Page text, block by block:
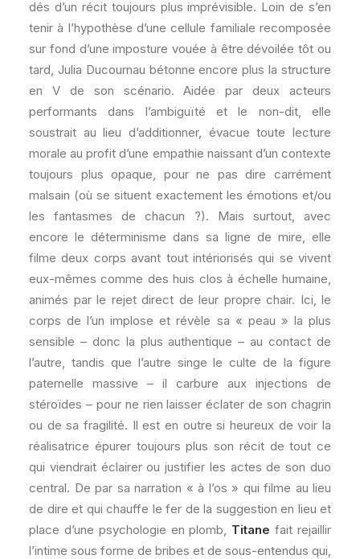
dés d’un récit toujours plus imprévisible. Loin de s’en
tenir à l’hypothèse d’une cellule familiale recomposée
sur fond d’une imposture vouée à être dévoilée tôt ou
tard, Julia Ducournau bétonne encore plus la structure
en V de son scénario. Aidée par deux acteurs
performants dans l’ambiguïté et le non-dit, elle
soustrait au lieu d’additionner, évacue toute lecture
morale au profit d’une empathie naissant d’un contexte
toujours plus opaque, pour ne pas dire carrément
malsain (où se situent exactement les émotions et/ou
les fantasmes de chacun ?). Mais surtout, avec
encore le déterminisme dans sa ligne de mire, elle
filme deux corps avant tout intériorisés qui se vivent
eux-mêmes comme des huis clos à échelle humaine,
animés par le rejet direct de leur propre chair. Ici, le
corps de l’un implose et révèle sa « peau » la plus
sensible – donc la plus authentique – au contact de
l’autre, tandis que l’autre singe le culte de la figure
paternelle massive – il carbure aux injections de
stéroïdes – pour ne rien laisser éclater de son chagrin
ou de sa fragilité. Il est en outre si heureux de voir la
réalisatrice épurer toujours plus son récit de tout ce
qui viendrait éclairer ou justifier les actes de son duo
central. De par sa narration « à l’os » qui filme au lieu
de dire et qui chauffe le fer de la suggestion en lieu et
place d’une psychologie en plomb, Titane fait rejaillir
l’intime sous forme de bribes et de sous-entendus qui,